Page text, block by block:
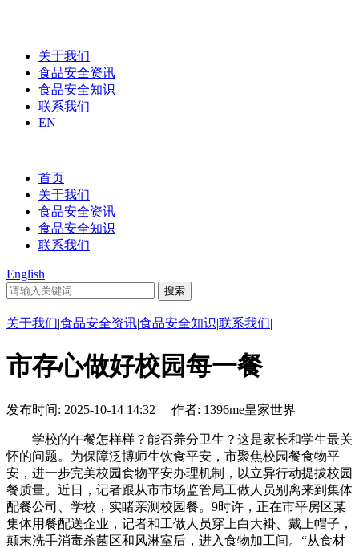
关于我们
食品安全资讯
食品安全知识
联系我们
EN
首页
关于我们
食品安全资讯
食品安全知识
联系我们
English |
关于我们|食品安全资讯|食品安全知识|联系我们|
市存心做好校园每一餐
发布时间: 2025-10-14 14:32 作者: 1396me皇家世界
学校的午餐怎样样？能否养分卫生？这是家长和学生最关
怀的问题。为保障泛博师生饮食平安，市聚焦校园餐食物平
安，进一步完美校园食物平安办理机制，以立异行动提拔校园
餐质量。近日，记者跟从市市场监管局工做人员别离来到集体
配餐公司、学校，实睹亲测校园餐。9时许，正在市平房区某
集体用餐配送企业，记者和工做人员穿上白大褂、戴上帽子，
颠末洗手消毒杀菌区和风淋室后，进入食物加工间。“从食材